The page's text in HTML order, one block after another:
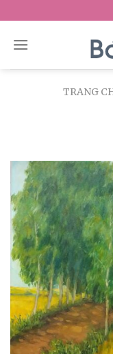
to
content
TRANG